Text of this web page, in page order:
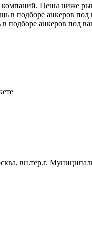
Цены ниже
подборе анкеров под
вн.тер.г.